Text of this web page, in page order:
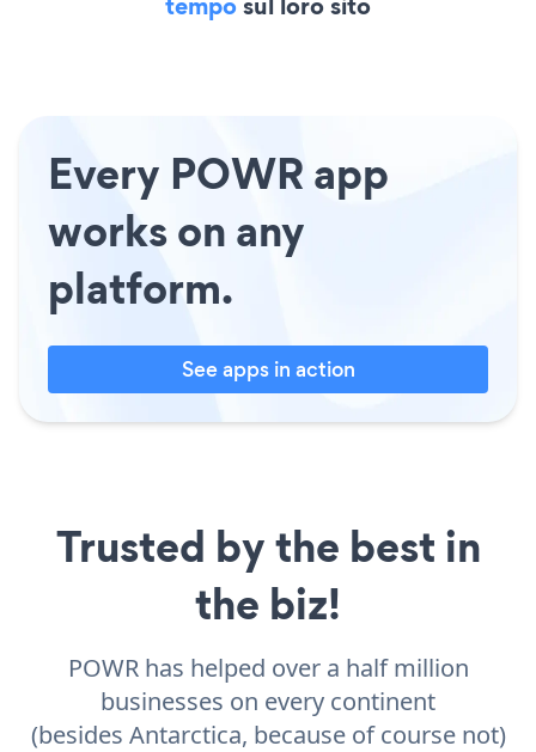
Every POWR app
works on any
platform.
See apps in action
Trusted by the best in
the biz!
POWR has helped over a half million
businesses on every continent
(besides Antarctica, because of course not)